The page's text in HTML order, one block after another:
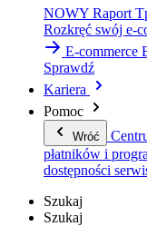
NOWY Raport
Rozkręć swój e-
E-commerce
Sprawdź
Kariera
Pomoc
Wróć
płatników i
dostępności
Szukaj
Szukaj